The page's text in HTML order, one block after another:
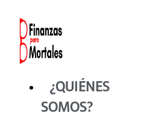
contenido
¿QUIÉNES
SOMOS?